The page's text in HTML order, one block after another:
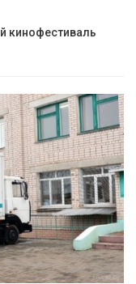
кинофестиваль